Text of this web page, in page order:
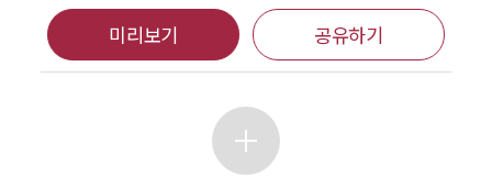
미리보기 공유하기